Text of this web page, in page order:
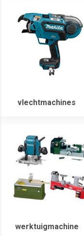
vlechtmachines
werktuigmachine